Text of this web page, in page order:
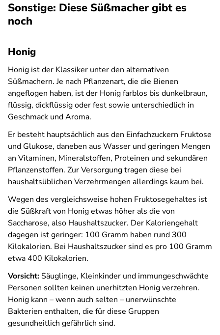
Sonstige: Diese Süßmacher gibt es
noch
Honig
Honig ist der Klassiker unter den alternativen
Süßmachern. Je nach Pflanzenart, die die Bienen
angeflogen haben, ist der Honig farblos bis dunkelbraun,
flüssig, dickflüssig oder fest sowie unterschiedlich in
Geschmack und Aroma.
Er besteht hauptsächlich aus den Einfachzuckern Fruktose
und Glukose, daneben aus Wasser und geringen Mengen
an Vitaminen, Mineralstoffen, Proteinen und sekundären
Pflanzenstoffen. Zur Versorgung tragen diese bei
haushaltsüblichen Verzehrmengen allerdings kaum bei.
Wegen des vergleichsweise hohen Fruktosegehaltes ist
die Süßkraft von Honig etwas höher als die von
Saccharose, also Haushaltszucker. Der Kaloriengehalt
dagegen ist geringer: 100 Gramm haben rund 300
Kilokalorien. Bei Haushaltszucker sind es pro 100 Gramm
etwa 400 Kilokalorien.
Vorsicht: Säuglinge, Kleinkinder und immungeschwächte
Personen sollten keinen unerhitzten Honig verzehren.
Honig kann – wenn auch selten – unerwünschte
Bakterien enthalten, die für diese Gruppen
gesundheitlich gefährlich sind.